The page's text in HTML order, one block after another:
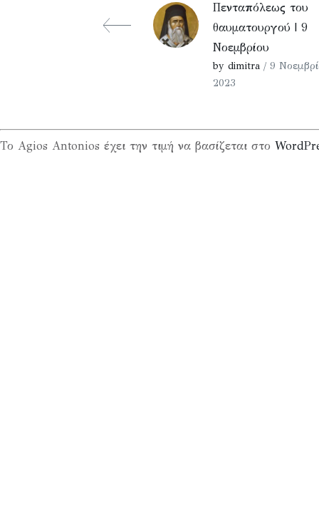
Πενταπόλεως του
θαυματουργού | 9
Νοεμβρίου
by dimitra / 9
2023
Το Agios Antonios έχει την τιμή να βασίζεται στο